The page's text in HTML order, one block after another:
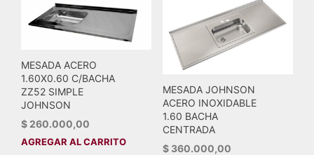
MESADA ACERO
1.60X0.60 C/BACHA
ZZ52 SIMPLE
JOHNSON
$ 260.000,00
AGREGAR AL CARRITO
MESADA JOHNSON
ACERO INOXIDABLE
1.60 BACHA
CENTRADA
$360.000,00